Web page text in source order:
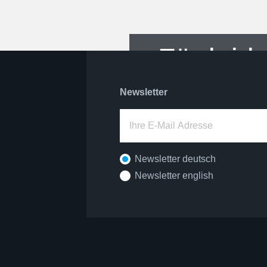
Für
Newsletter
Newsletter deutsch
Newsletter english